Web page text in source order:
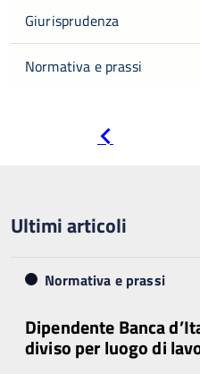
Giurisprudenza
Normativa e prassi
Ultimi articoli
Normativa e prassi
Dipendente Banca
diviso per luogo di